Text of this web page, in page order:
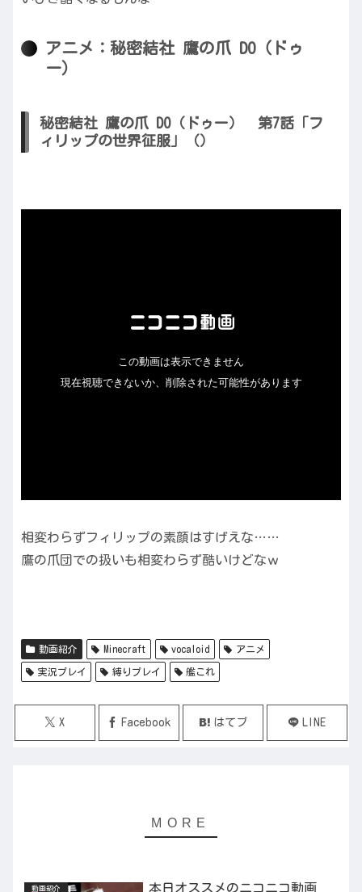
アニメ：秘密結社 鷹の爪 DO（ドゥ
ー）
秘密結社 鷹の爪 DO（ドゥー） 第7話「フ
ィリップの世界征服」（）
相変わらずフィリップの素顔はすげえな……
鷹の爪団での扱いも相変わらず酷いけどなｗ
動画紹介 Minecraft vocaloid アニメ
実況プレイ 縛りプレイ 艦これ
X Facebook はてブ LINE
動画紹介
本日オススメのニコニコ動画